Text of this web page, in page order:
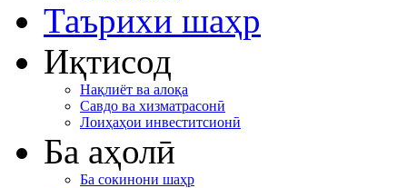
Таърихи шаҳр
Иқтисод
Нақлиёт ва алоқа
Савдо ва хизматрасонӣ
Лоиҳаҳои инвеститсионӣ
Ба аҳолӣ
Ба сокинони шаҳр